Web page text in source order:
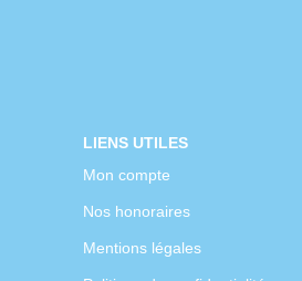
LIENS UTILES
Mon compte
Nos honoraires
Mentions légales